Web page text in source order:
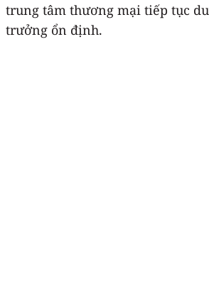
trung tâm thương mại tiếp tục
trưởng ổn định.